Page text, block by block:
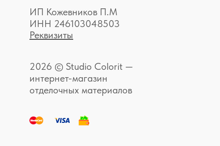
ИП Кожевников П.М
ИНН 246103048503
Реквизиты
2026 © Studio Colorit —
интернет-магазин
отделочных материалов